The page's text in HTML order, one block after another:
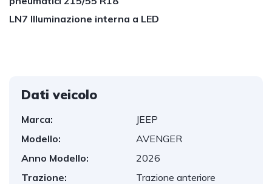
LN7 Illuminazione interna a LED
Dati veicolo
Marca:
JEEP
Modello:
AVENGER
Anno Modello:
2026
Trazione:
Trazione anteriore